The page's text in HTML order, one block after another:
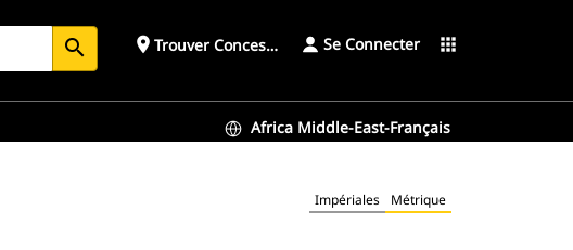
search place Trouver ConcessionnaireSe Connecter apps
Africa Middle-East-Français
Impériales Métrique